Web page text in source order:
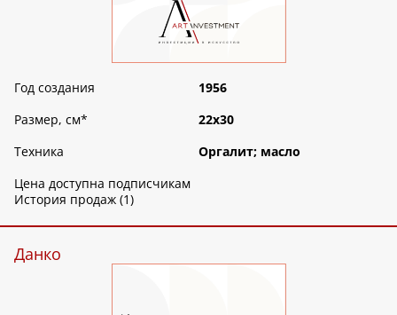
Год создания
1956
Размер, см*
22х30
Техника
Оргалит; масло
Цена доступна подписчикам
История продаж (1)
Данко